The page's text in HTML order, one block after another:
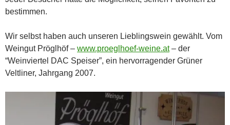
bestimmen.
Wir selbst haben auch unseren Lieblingswein gewählt. Vom
Weingut Pröglhöf – www.proeglhoef-weine.at– der
“Weinviertel DAC Speiser”, ein hervorragender Grüner
Veltliner, Jahrgang 2007.